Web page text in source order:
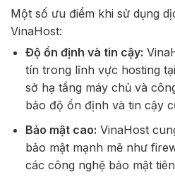
Một số ưu điểm khi sử dụng
VinaHost:
Độ ổn định và tin cậy:
tín trong lĩnh vực hosting
sở hạ tầng máy chủ và
bảo độ ổn định và tin cậy
Bảo mật cao: VinaHost
bảo mật mạnh mẽ như
các công nghệ bảo mật